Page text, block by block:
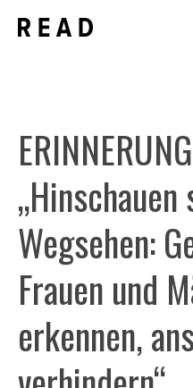
Inhalt
Wegsehen:
Frauen und
erkennen,